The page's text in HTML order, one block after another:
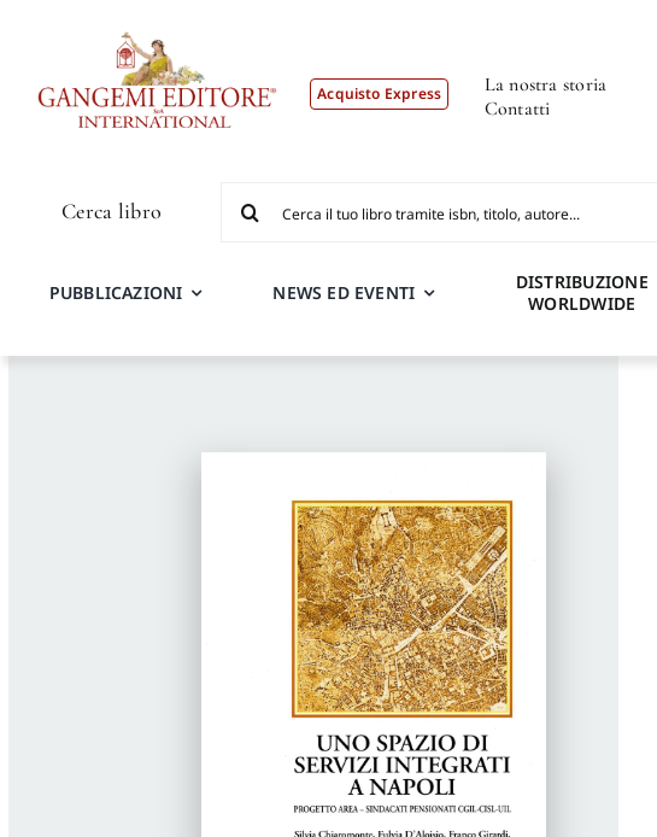
Acquisto Express
La nostra storia
Contatti
Cerca libro
per:
PUBBLICAZIONI NEWS ED EVENTI
DISTRIBUZIONE
WORLDWIDE